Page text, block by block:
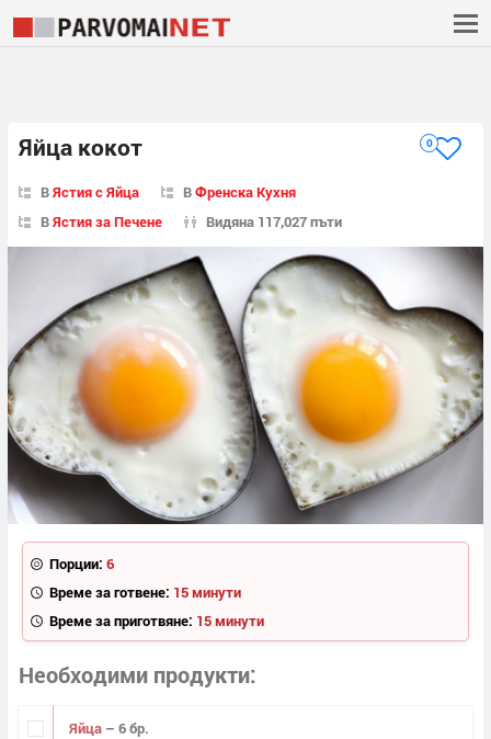
Яйца кокот 0
ВЯстия с Яйца ВФренска Кухня
ВЯстия за Печене Видяна 117,027 пъти
Порции: 6
Време за готвене: 15 минути
Време за приготвяне: 15 минути
Необходими продукти
Яйца – 6 бр.